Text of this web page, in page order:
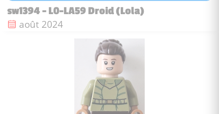
sw1394 - L0-LA59 Droid (Lola)
Date de sortie :
août 2024